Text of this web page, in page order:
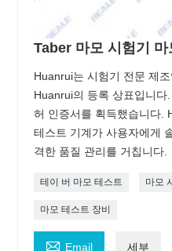
Taber 마모 시험기 마
Huanrui는 시험기 전문 제
Huanrui의 등록 상표입니
허 인증서를 획득했습니다.
테스트 기계가 사용자에게
격한 품질 관리를 거칩니다.
테이 버 마모 테스트 마모
마모 테스트 장비
 Email 세부